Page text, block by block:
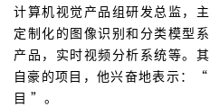
计算机视觉产品组研发总监，
定制化的图像识别和分类模型
产品，实时视频分析系统等。
自豪的项目，他兴奋地表示：
目 ”。